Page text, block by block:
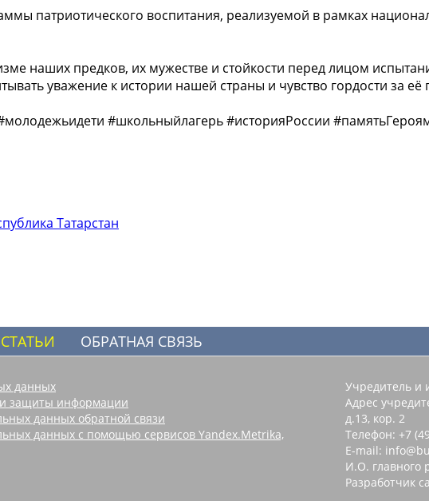
патриотического воспитания, реализуемой в рамках
наших предков, их мужестве и стойкости перед лицом
уважение к истории нашей страны и чувство гордости за её
#школьныйлагерь #историяРоссии
Татарстан
СТАТЬИ ОБРАТНАЯ СВЯЗЬ
данных
защиты информации
данных обратной связи
данных с помощью сервисов Yandex.Metrika,
Учредитель и
Адрес
д.13, кор. 2
Телефон: +7
E-mail:
И.О. главного
Разработчик